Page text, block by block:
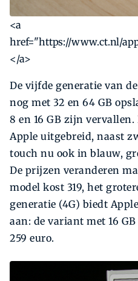
<a
href="https://www.ct.nl/
</a>
De vijfde generatie van
nog met 32 en 64 GB
8 en 16 GB zijn
Apple uitgebreid, naast
touch nu ook in blauw,
De prijzen veranderen
model kost 319, het
generatie (4G) biedt
aan: de variant met 16
259 euro.